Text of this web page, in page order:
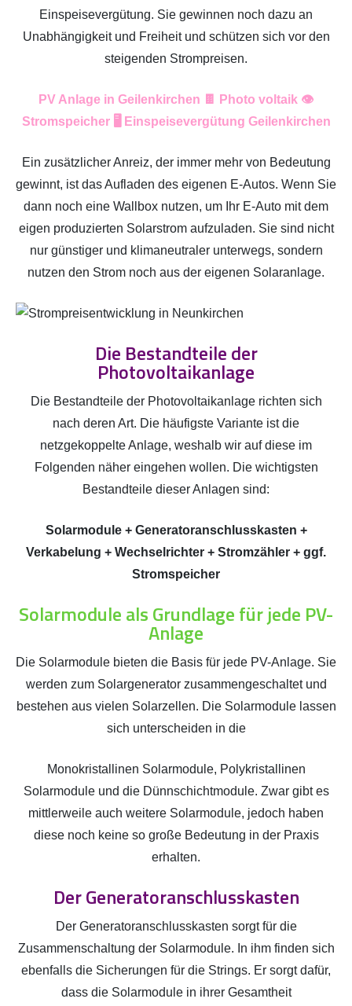
Einspeisevergütung. Sie gewinnen noch dazu an
Unabhängigkeit und Freiheit und schützen sich vor den
steigenden Strompreisen.
PV Anlage in Geilenkirchen 🍫 Photo voltaik 👁️
Stromspeicher 🖥️ Einspeisevergütung Geilenkirchen
Ein zusätzlicher Anreiz, der immer mehr von Bedeutung
gewinnt, ist das Aufladen des eigenen E-Autos. Wenn Sie
dann noch eine Wallbox nutzen, um Ihr E-Auto mit dem
eigen produzierten Solarstrom aufzuladen. Sie sind nicht
nur günstiger und klimaneutraler unterwegs, sondern
nutzen den Strom noch aus der eigenen Solaranlage.
Die Bestandteile der
Photovoltaikanlage
Die Bestandteile der Photovoltaikanlage richten sich
nach deren Art. Die häufigste Variante ist die
netzgekoppelte Anlage, weshalb wir auf diese im
Folgenden näher eingehen wollen. Die wichtigsten
Bestandteile dieser Anlagen sind:
Solarmodule + Generatoranschlusskasten +
Verkabelung + Wechselrichter + Stromzähler + ggf.
Stromspeicher
Solarmodule als Grundlage für jede PV-
Anlage
Die Solarmodule bieten die Basis für jede PV-Anlage. Sie
werden zum Solargenerator zusammengeschaltet und
bestehen aus vielen Solarzellen. Die Solarmodule lassen
sich unterscheiden in die
Monokristallinen Solarmodule, Polykristallinen
Solarmodule und die Dünnschichtmodule. Zwar gibt es
mittlerweile auch weitere Solarmodule, jedoch haben
diese noch keine so große Bedeutung in der Praxis
erhalten.
Der Generatoranschlusskasten
Der Generatoranschlusskasten sorgt für die
Zusammenschaltung der Solarmodule. In ihm finden sich
ebenfalls die Sicherungen für die Strings. Er sorgt dafür,
dass die Solarmodule in ihrer Gesamtheit